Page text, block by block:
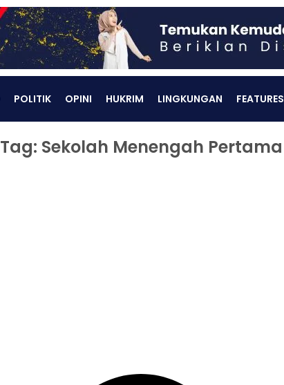
POLITIK OPINI HUKRIM LINGKUNGAN FEATURES
Tag: Sekolah Menengah Pertama